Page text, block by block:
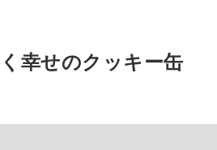
幸せのクッキー缶